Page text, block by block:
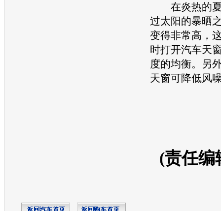
在炎热的夏
过太阳的暴晒
变得非常高，
时打开汽车天
度的均衡。另
天窗可降低风
(责任编